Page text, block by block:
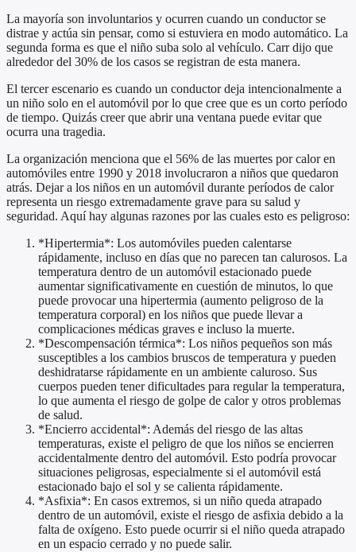
La mayoría son involuntarios y ocurren cuando un conductor se
distrae y actúa sin pensar, como si estuviera en modo automático. La
segunda forma es que el niño suba solo al vehículo. Carr dijo que
alrededor del 30% de los casos se registran de esta manera.
El tercer escenario es cuando un conductor deja intencionalmente a
un niño solo en el automóvil por lo que cree que es un corto período
de tiempo. Quizás creer que abrir una ventana puede evitar que
ocurra una tragedia.
La organización menciona que el 56% de las muertes por calor en
automóviles entre 1990 y 2018 involucraron a niños que quedaron
atrás. Dejar a los niños en un automóvil durante períodos de calor
representa un riesgo extremadamente grave para su salud y
seguridad. Aquí hay algunas razones por las cuales esto es peligroso:
*Hipertermia*: Los automóviles pueden calentarse
rápidamente, incluso en días que no parecen tan calurosos. La
temperatura dentro de un automóvil estacionado puede
aumentar significativamente en cuestión de minutos, lo que
puede provocar una hipertermia (aumento peligroso de la
temperatura corporal) en los niños que puede llevar a
complicaciones médicas graves e incluso la muerte.
*Descompensación térmica*: Los niños pequeños son más
susceptibles a los cambios bruscos de temperatura y pueden
deshidratarse rápidamente en un ambiente caluroso. Sus
cuerpos pueden tener dificultades para regular la temperatura,
lo que aumenta el riesgo de golpe de calor y otros problemas
de salud.
*Encierro accidental*: Además del riesgo de las altas
temperaturas, existe el peligro de que los niños se encierren
accidentalmente dentro del automóvil. Esto podría provocar
situaciones peligrosas, especialmente si el automóvil está
estacionado bajo el sol y se calienta rápidamente.
*Asfixia*: En casos extremos, si un niño queda atrapado
dentro de un automóvil, existe el riesgo de asfixia debido a la
falta de oxígeno. Esto puede ocurrir si el niño queda atrapado
en un espacio cerrado y no puede salir.